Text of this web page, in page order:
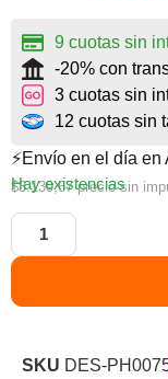
9 cuotas sin
-20% con
3 cuotas sin
12 cuotas sin
⚡Envío en el día en
$3.139,67precio sin
Hay existencias
SKU DES-